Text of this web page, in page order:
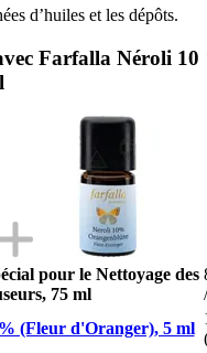
d’huiles et les dépôts.
Farfalla Néroli
pour le Nettoyage des
75 ml
(Fleur d'Oranger), 5 ml